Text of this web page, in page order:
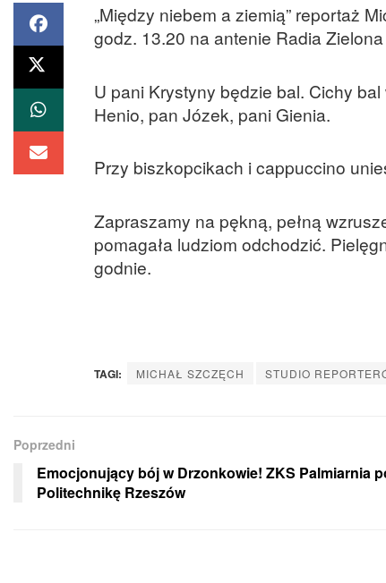
„Między niebem a ziemią” reportaż
godz. 13.20 na antenie Radia
U pani Krystyny będzie bal. Cichy
Henio, pan Józek, pani Gienia.
Przy biszkopcikach i cappuccino
Zapraszamy na pękną, pełną
pomagała ludziom odchodzić.
godnie.
TAGI: MICHAŁ SZCZĘCH STUDIO
Poprzedni
Emocjonujący bój w Drzonkowie! ZKS Palmiarnia
Politechnikę Rzeszów